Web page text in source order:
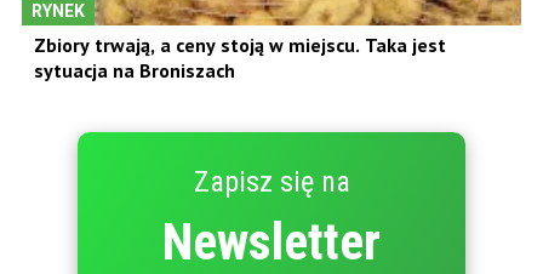
RYNEK
Zbiory trwają, a ceny stoją w miejscu. Taka jest
sytuacja na Broniszach
Zapisz się na
Newsletter